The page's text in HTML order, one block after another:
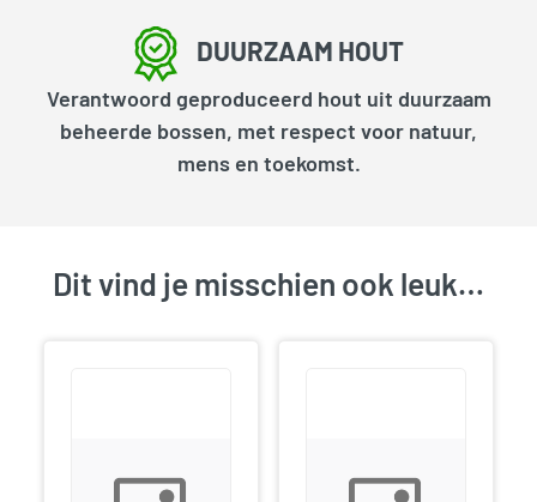
DUURZAAM HOUT
Verantwoord geproduceerd hout uit duurzaam
beheerde bossen, met respect voor natuur,
mens en toekomst.
Dit vind je misschien ook leuk…